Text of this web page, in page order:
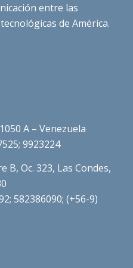
entre las
de América.
A – Venezuela
9923224
B, Oc. 323, Las Condes,
582386090; (+56-9)